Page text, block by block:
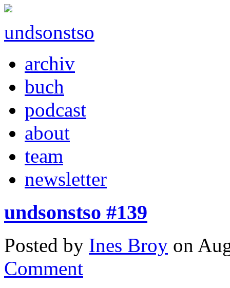
undsonstso
archiv
buch
podcast
about
team
newsletter
undsonstso #139
Posted by Ines Broy on
Comment